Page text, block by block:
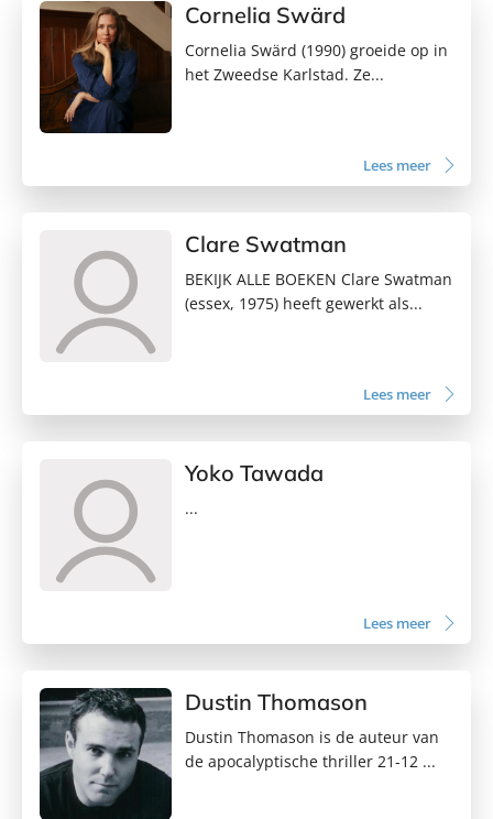
Cornelia Swärd
Cornelia Swärd (1990) groeide op in
het Zweedse Karlstad. Ze...
Lees meer
Clare Swatman
BEKIJK ALLE BOEKEN Clare Swatman
(essex, 1975) heeft gewerkt als...
Lees meer
Yoko Tawada
...
Lees meer
Dustin Thomason
Dustin Thomason is de auteur van
de apocalyptische thriller 21-12 ...